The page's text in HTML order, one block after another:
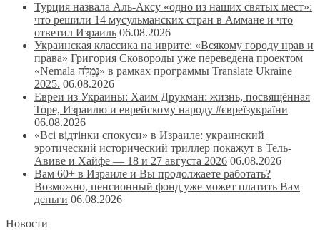
Турция назвала Аль-Аксу «одно из наших святых мест»:
что решили 14 мусульманских стран в Аммане и что
ответил Израиль 06.08.2026
Украинская классика на иврите: «Всякому городу нрав и
права» Григория Сковороды уже переведена проектом
«Nemala נְמָלָה» в рамках программы Translate Ukraine
2025. 06.08.2026
Евреи из Украины: Хаим Друкман: жизнь, посвящённая
Торе, Израилю и еврейскому народу #євреїзукраїни
06.08.2026
«Всі відтінки спокуси» в Израиле: украинский
эротический исторический триллер покажут в Тель-
Авиве и Хайфе — 18 и 27 августа 2026 06.08.2026
Вам 60+ в Израиле и Вы продолжаете работать?
Возможно, пенсионный фонд уже может платить Вам
деньги 06.08.2026
Новости